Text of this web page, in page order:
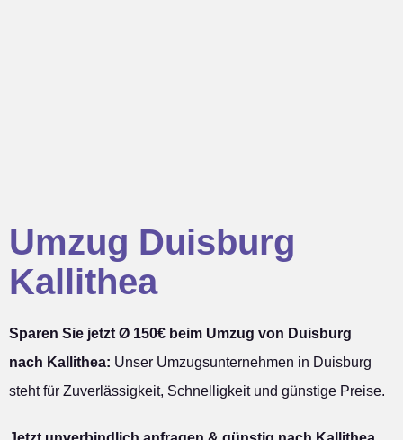
Umzug Duisburg
Kallithea
Sparen Sie jetzt Ø 150€ beim Umzug von Duisburg
nach Kallithea: Unser Umzugsunternehmen in Duisburg
steht für Zuverlässigkeit, Schnelligkeit und günstige Preise.